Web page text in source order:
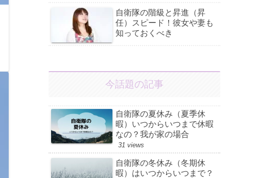
自衛隊の階級と昇進（昇
任）スピード！彼女や妻も
知っておくべき
今話題の記事
自衛隊の夏休み（夏季休
暇）いつからいつまで休暇
なの？我が家の場合
31 views
自衛隊の冬休み（冬期休
暇）はいつからいつまで？